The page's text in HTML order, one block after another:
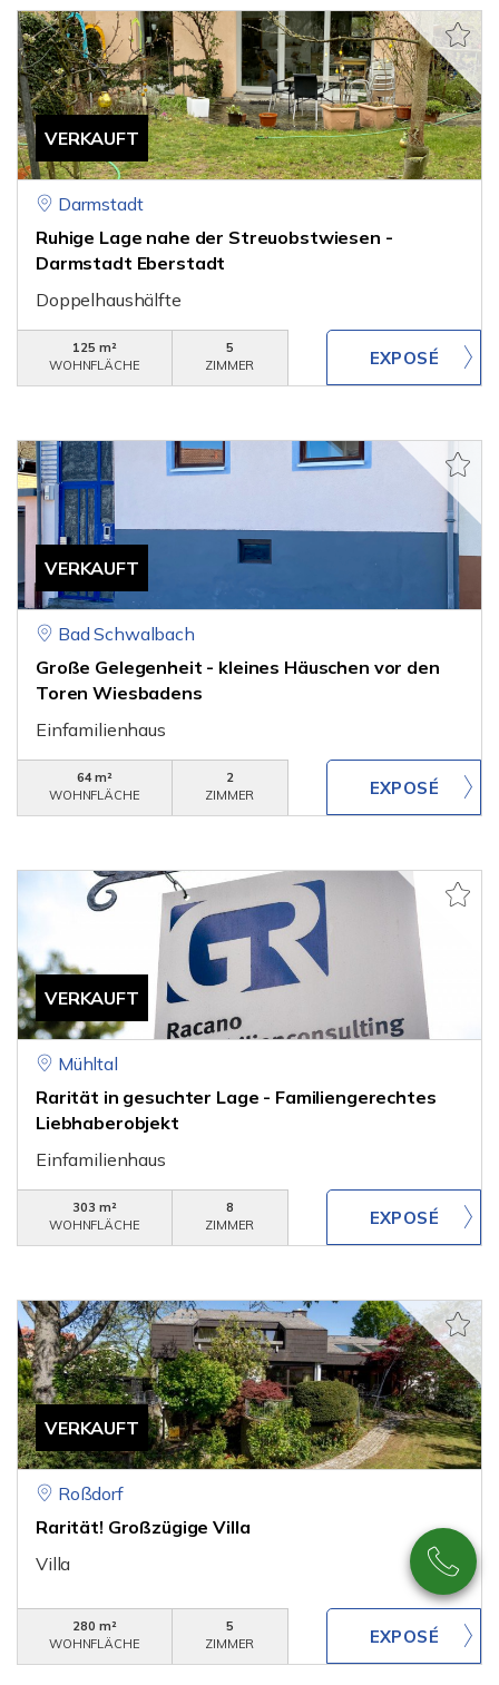
VERKAUFT
Darmstadt
Ruhige Lage nahe der Streuobstwiesen -
Darmstadt Eberstadt
Doppelhaushälfte
125 m²
WOHNFLÄCHE
5
ZIMMER
VERKAUFT
Bad Schwalbach
Große Gelegenheit - kleines Häuschen vor den
Toren Wiesbadens
Einfamilienhaus
64 m²
WOHNFLÄCHE
2
ZIMMER
VERKAUFT
Mühltal
Rarität in gesuchter Lage - Familiengerechtes
Liebhaberobjekt
Einfamilienhaus
303 m²
WOHNFLÄCHE
8
ZIMMER
VERKAUFT
Roßdorf
Rarität! Großzügige Villa
Villa
280 m²
WOHNFLÄCHE
5
ZIMMER